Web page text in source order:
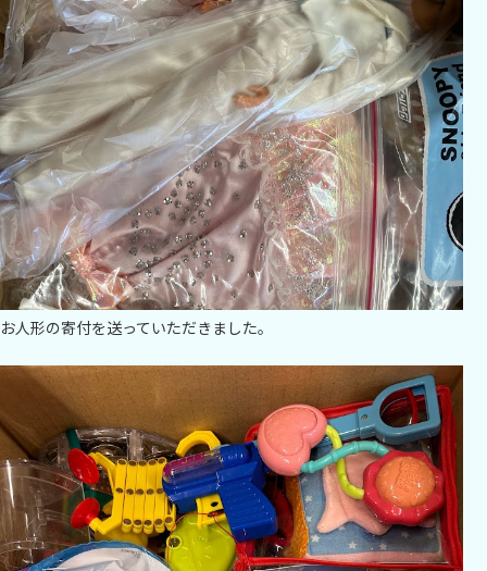
お人形の寄付を送っていただきました。